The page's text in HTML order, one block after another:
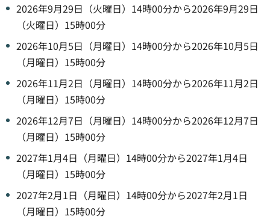
2026年9月29日（火曜日）14時00分から2026年9月29日
（火曜日）15時00分
2026年10月5日（月曜日）14時00分から2026年10月5日
（月曜日）15時00分
2026年11月2日（月曜日）14時00分から2026年11月2日
（月曜日）15時00分
2026年12月7日（月曜日）14時00分から2026年12月7日
（月曜日）15時00分
2027年1月4日（月曜日）14時00分から2027年1月4日
（月曜日）15時00分
2027年2月1日（月曜日）14時00分から2027年2月1日
（月曜日）15時00分